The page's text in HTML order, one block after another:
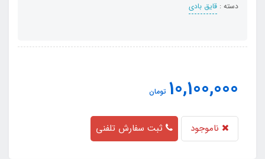
دسته : قایق بادی
10,100,000 تومان
ناموجود ثبت سفارش تلفنی